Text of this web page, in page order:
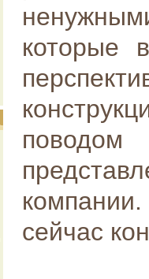
которые
поводом
сейчас